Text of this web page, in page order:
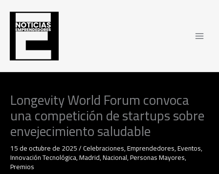
contenido
Longevity World Forum convoca
una competición de startups sobre
envejecimiento saludable
15 de octubre de 2025/Celebraciones,Emprendedores,Eventos,
Innovación Tecnológica,Madrid,Nacional,Personas Mayores,
Premios